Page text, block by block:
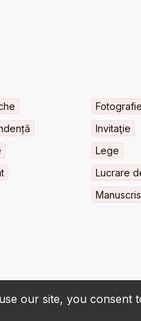
our site, you consent
Fotografie
Invitaţie
Lege
Lucrare
Manuscris